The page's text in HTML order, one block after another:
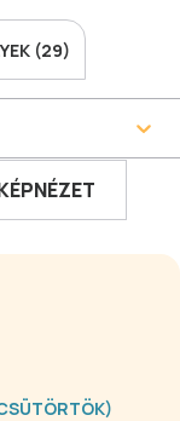
(29)